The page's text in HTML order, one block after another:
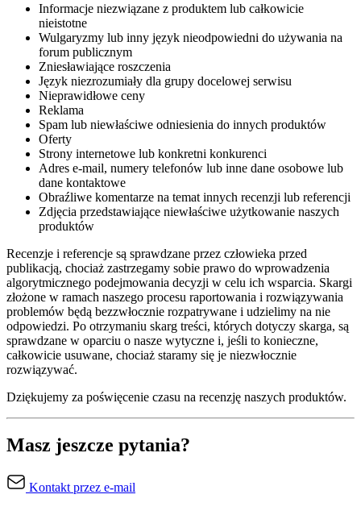
Informacje niezwiązane z produktem lub całkowicie
nieistotne
Wulgaryzmy lub inny język nieodpowiedni do używania na
forum publicznym
Zniesławiające roszczenia
Język niezrozumiały dla grupy docelowej serwisu
Nieprawidłowe ceny
Reklama
Spam lub niewłaściwe odniesienia do innych produktów
Oferty
Strony internetowe lub konkretni konkurenci
Adres e-mail, numery telefonów lub inne dane osobowe lub
dane kontaktowe
Obraźliwe komentarze na temat innych recenzji lub referencji
Zdjęcia przedstawiające niewłaściwe użytkowanie naszych
produktów
Recenzje i referencje są sprawdzane przez człowieka przed
publikacją, chociaż zastrzegamy sobie prawo do wprowadzenia
algorytmicznego podejmowania decyzji w celu ich wsparcia. Skargi
złożone w ramach naszego procesu raportowania i rozwiązywania
problemów będą bezzwłocznie rozpatrywane i udzielimy na nie
odpowiedzi. Po otrzymaniu skarg treści, których dotyczy skarga, są
sprawdzane w oparciu o nasze wytyczne i, jeśli to konieczne,
całkowicie usuwane, chociaż staramy się je niezwłocznie
rozwiązywać.
Dziękujemy za poświęcenie czasu na recenzję naszych produktów.
Masz jeszcze pytania?
Kontakt przez e-mail